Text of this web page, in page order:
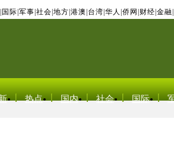
国际 军事 社会 地方 港澳 台湾 华人 侨网 财经 金融
热点 国内 社会 国际